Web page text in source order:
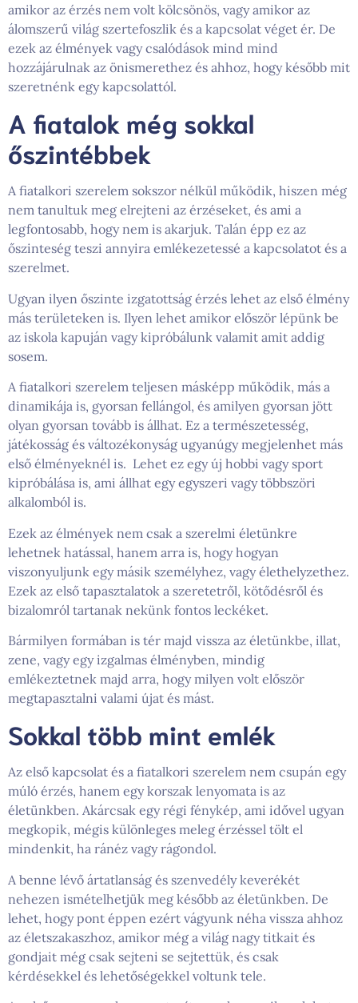
amikor az érzés nem volt kölcsönös, vagy amikor az
álomszerű világ szertefoszlik és a kapcsolat véget ér. De
ezek az élmények vagy csalódások mind mind
hozzájárulnak az önismerethez és ahhoz, hogy később mit
szeretnénk egy kapcsolattól.
A fiatalok még sokkal
őszintébbek
A fiatalkori szerelem sokszor nélkül működik, hiszen még
nem tanultuk meg elrejteni az érzéseket, és ami a
legfontosabb, hogy nem is akarjuk. Talán épp ez az
őszinteség teszi annyira emlékezetessé a kapcsolatot és a
szerelmet.
Ugyan ilyen őszinte izgatottság érzés lehet az első élmény
más területeken is. Ilyen lehet amikor először lépünk be
az iskola kapuján vagy kipróbálunk valamit amit addig
sosem.
A fiatalkori szerelem teljesen másképp működik, más a
dinamikája is, gyorsan fellángol, és amilyen gyorsan jött
olyan gyorsan tovább is állhat. Ez a természetesség,
játékosság és változékonyság ugyanúgy megjelenhet más
első élményeknél is. Lehet ez egy új hobbi vagy sport
kipróbálása is, ami állhat egy egyszeri vagy többszöri
alkalomból is.
Ezek az élmények nem csak a szerelmi életünkre
lehetnek hatással, hanem arra is, hogy hogyan
viszonyuljunk egy másik személyhez, vagy élethelyzethez.
Ezek az első tapasztalatok a szeretetről, kötődésről és
bizalomról tartanak nekünk fontos leckéket.
Bármilyen formában is tér majd vissza az életünkbe, illat,
zene, vagy egy izgalmas élményben, mindig
emlékeztetnek majd arra, hogy milyen volt először
megtapasztalni valami újat és mást.
Sokkal több mint emlék
Az első kapcsolat és a fiatalkori szerelem nem csupán egy
múló érzés, hanem egy korszak lenyomata is az
életünkben. Akárcsak egy régi fénykép, ami idővel ugyan
megkopik, mégis különleges meleg érzéssel tölt el
mindenkit, ha ránéz vagy rágondol.
A benne lévő ártatlanság és szenvedély keverékét
nehezen ismételhetjük meg később az életünkben. De
lehet, hogy pont éppen ezért vágyunk néha vissza ahhoz
az életszakaszhoz, amikor még a világ nagy titkait és
gondjait még csak sejteni se sejtettük, és csak
kérdésekkel és lehetőségekkel voltunk tele.